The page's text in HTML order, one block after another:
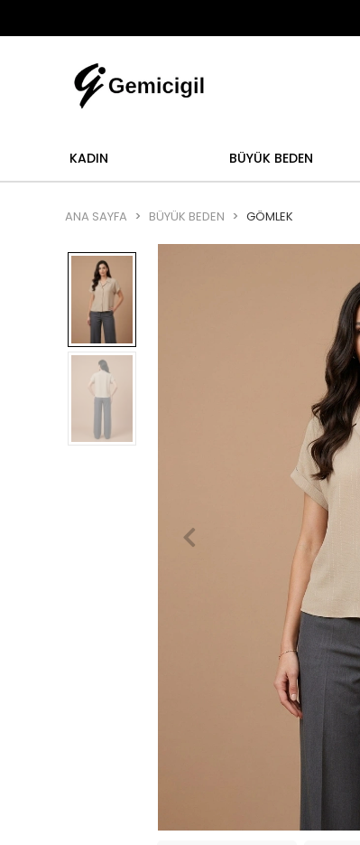
yoktur. Abiye alışverişlerinizde iade
KADIN BÜYÜK BEDEN
ANA SAYFA BÜYÜK BEDEN GÖMLEK